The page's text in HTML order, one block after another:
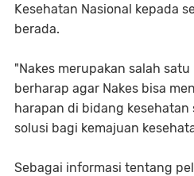
Kesehatan Nasional kepada
berada.
"Nakes merupakan salah
berharap agar Nakes bisa
harapan di bidang
solusi bagi kemajuan
Sebagai informasi tentang